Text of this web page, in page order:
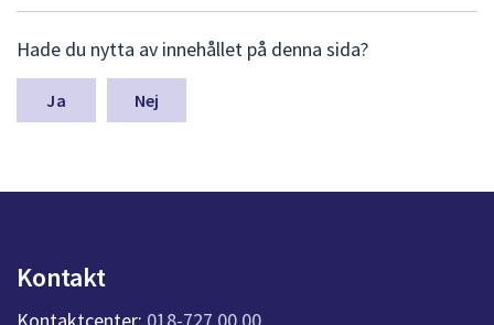
ä
m
a
n
k
t
Hade du nytta av innehållet på denna sida?
Nej
Kontakt